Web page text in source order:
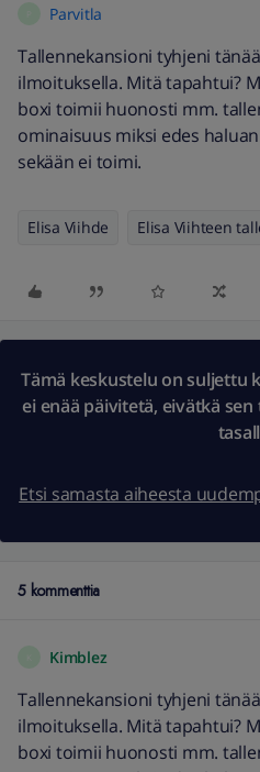
Parvitla
Tallennekansioni tyhjeni
ilmoituksella. Mitä tapahtui?
boxi toimii huonosti mm.
ominaisuus miksi edes
sekään ei toimi.
Elisa Viihde Elisa Viihteen
Tämä keskustelu on suljettu
ei enää päivitetä, eivätkä
Etsi samasta aiheesta
5 kommenttia
Kimblez
Tallennekansioni tyhjeni
ilmoituksella. Mitä tapahtui?
boxi toimii huonosti mm.